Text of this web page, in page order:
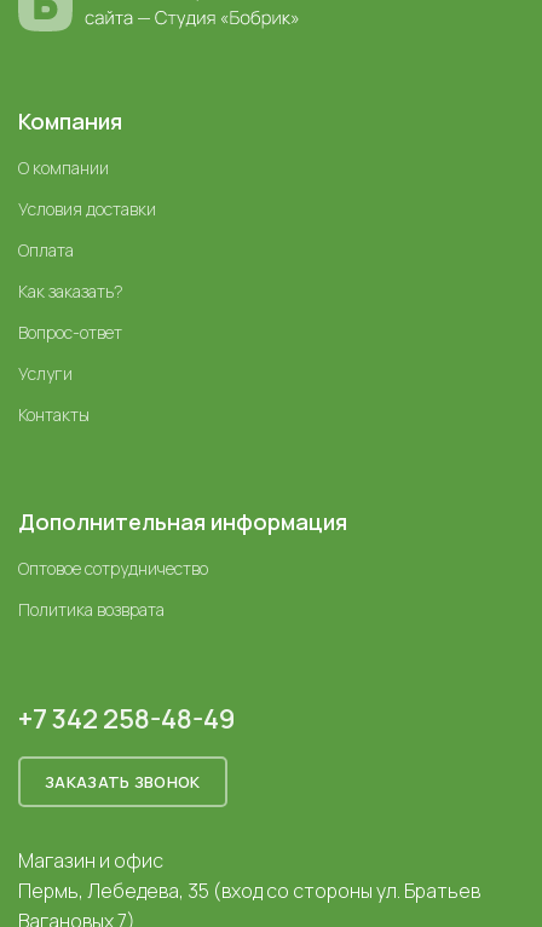
Компания
О компании
Условия доставки
Оплата
Как заказать?
Вопрос-ответ
Услуги
Контакты
Дополнительная информация
Оптовое сотрудничество
Политика возврата
+7 342 258-48-49
ЗАКАЗАТЬ ЗВОНОК
Магазин и офис
Пермь, Лебедева, 35 (вход со стороны ул. Братьев
Вагановых 7)